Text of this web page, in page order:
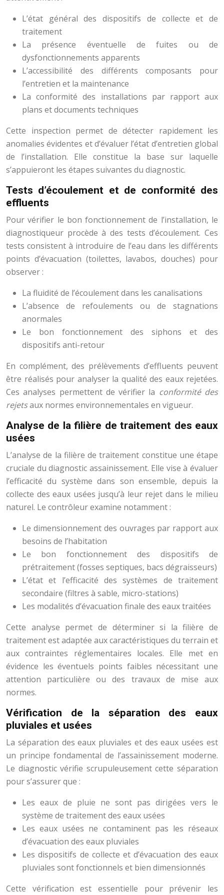
L’état général des dispositifs de collecte et de
traitement
La présence éventuelle de fuites ou de
dysfonctionnements apparents
L’accessibilité des différents composants pour
l’entretien et la maintenance
La conformité des installations par rapport aux
plans et documents techniques
Cette inspection permet de détecter rapidement les
anomalies évidentes et d’évaluer l’état d’entretien global
de l’installation. Elle constitue la base sur laquelle
s’appuieront les étapes suivantes du diagnostic.
Tests d’écoulement et de conformité des
effluents
Pour vérifier le bon fonctionnement de l’installation, le
diagnostiqueur procède à des tests d’écoulement. Ces
tests consistent à introduire de l’eau dans les différents
points d’évacuation (toilettes, lavabos, douches) pour
observer :
La fluidité de l’écoulement dans les canalisations
L’absence de refoulements ou de stagnations
anormales
Le bon fonctionnement des siphons et des
dispositifs anti-retour
En complément, des prélèvements d’effluents peuvent
être réalisés pour analyser la qualité des eaux rejetées.
Ces analyses permettent de vérifier la conformité des
rejetsaux normes environnementales en vigueur.
Analyse de la filière de traitement des eaux
usées
L’analyse de la filière de traitement constitue une étape
cruciale du diagnostic assainissement. Elle vise à évaluer
l’efficacité du système dans son ensemble, depuis la
collecte des eaux usées jusqu’à leur rejet dans le milieu
naturel. Le contrôleur examine notamment :
Le dimensionnement des ouvrages par rapport aux
besoins de l’habitation
Le bon fonctionnement des dispositifs de
prétraitement (fosses septiques, bacs dégraisseurs)
L’état et l’efficacité des systèmes de traitement
secondaire (filtres à sable, micro-stations)
Les modalités d’évacuation finale des eaux traitées
Cette analyse permet de déterminer si la filière de
traitement est adaptée aux caractéristiques du terrain et
aux contraintes réglementaires locales. Elle met en
évidence les éventuels points faibles nécessitant une
attention particulière ou des travaux de mise aux
normes.
Vérification de la séparation des eaux
pluviales et usées
La séparation des eaux pluviales et des eaux usées est
un principe fondamental de l’assainissement moderne.
Le diagnostic vérifie scrupuleusement cette séparation
pour s’assurer que :
Les eaux de pluie ne sont pas dirigées vers le
système de traitement des eaux usées
Les eaux usées ne contaminent pas les réseaux
d’évacuation des eaux pluviales
Les dispositifs de collecte et d’évacuation des eaux
pluviales sont fonctionnels et bien dimensionnés
Cette vérification est essentielle pour prévenir les